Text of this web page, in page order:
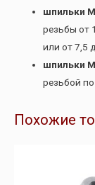
шпильки
резьбы от
или от 7,5
шпильки
резьбой
Похожие